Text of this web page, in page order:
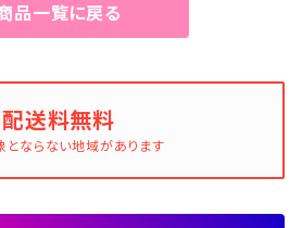
品一覧に戻る
配送料無料
とならない地域があります